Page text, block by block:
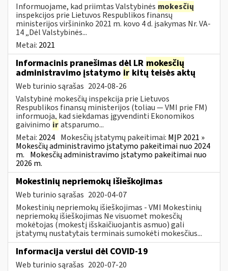
Informuojame, kad priimtas Valstybinės mokesčių
inspekcijos prie Lietuvos Respublikos finansų
ministerijos viršininko 2021 m. kovo 4 d. įsakymas Nr. VA-
14 „Dėl Valstybinės...
Metai: 2021
Informacinis pranešimas dėl LR mokesčių
administravimo įstatymo ir kitų teisės aktų
Web turinio sąrašas 2024-08-26
Valstybinė mokesčių inspekcija prie Lietuvos
Respublikos finansų ministerijos (toliau — VMI prie FM)
informuoja, kad siekdamas įgyvendinti Ekonomikos
gaivinimo iratsparumo...
Metai: 2024 Mokesčių įstatymų pakeitimai: MĮP 2021 »
Mokesčių administravimo įstatymo pakeitimai nuo 2024
m. Mokesčių administravimo įstatymo pakeitimai nuo
2026 m.
Mokestinių nepriemokų išieškojimas
Web turinio sąrašas 2020-04-07
Mokestinių nepriemokų išieškojimas - VMI Mokestinių
nepriemokų išieškojimas Ne visuomet mokesčių
mokėtojas (mokestį išskaičiuojantis asmuo) gali
įstatymų nustatytais terminais sumokėti mokesčius...
Informacija verslui dėl COVID-19
Web turinio sąrašas 2020-07-20